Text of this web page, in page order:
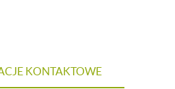
KONTAKTOWE